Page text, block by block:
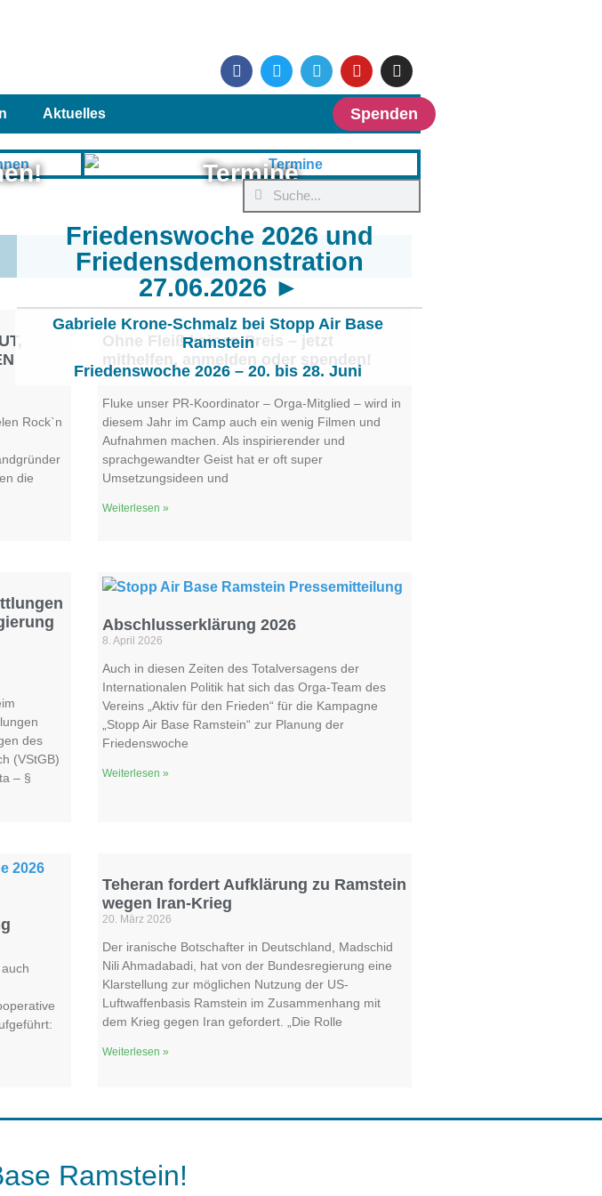
Spenden
Aktuelles
Friedenswoche 2026 und
Friedensdemonstration
27.06.2026 ►
Gabriele Krone-Schmalz bei Stopp Air Base
Ramstein
Friedenswoche 2026 – 20. bis 28. Juni
Termine
Rock`n
die
Ohne Fleiß keinen Preis – jetzt
mithelfen, anmelden oder spenden!
20. April 2026
Fluke unser PR-Koordinator – Orga-Mitglied – wird in
diesem Jahr im Camp auch ein wenig Filmen und
Aufnahmen machen. Als inspirierender und
sprachgewandter Geist hat er oft super
Umsetzungsideen und
Weiterlesen »
des
(VStGB)
– §
Abschlusserklärung 2026
8. April 2026
Auch in diesen Zeiten des Totalversagens der
Internationalen Politik hat sich das Orga-Team des
Vereins „Aktiv für den Frieden“ für die Kampagne
„Stopp Air Base Ramstein“ zur Planung der
Friedenswoche
Weiterlesen »
Teheran fordert Aufklärung zu Ramstein
wegen Iran-Krieg
20. März 2026
Der iranische Botschafter in Deutschland, Madschid
Nili Ahmadabadi, hat von der Bundesregierung eine
Klarstellung zur möglichen Nutzung der US-
Luftwaffenbasis Ramstein im Zusammenhang mit
dem Krieg gegen Iran gefordert. „Die Rolle
Weiterlesen »
Ramstein!